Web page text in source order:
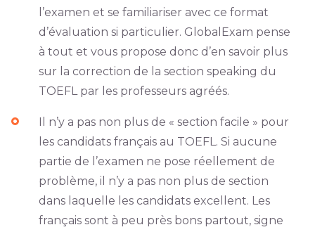
l’examen et se familiariser avec ce format
d’évaluation si particulier. GlobalExam pense
à tout et vous propose donc d’en savoir plus
sur la correction de la section speaking du
TOEFL par les professeurs agréés.
Il n’y a pas non plus de « section facile » pour
les candidats français au TOEFL. Si aucune
partie de l’examen ne pose réellement de
problème, il n’y a pas non plus de section
dans laquelle les candidats excellent. Les
français sont à peu près bons partout, signe